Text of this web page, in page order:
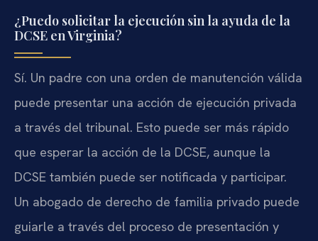
¿Puedo solicitar la ejecución sin la ayuda de la
DCSE en Virginia?
Sí. Un padre con una orden de manutención válida
puede presentar una acción de ejecución privada
a través del tribunal. Esto puede ser más rápido
que esperar la acción de la DCSE, aunque la
DCSE también puede ser notificada y participar.
Un abogado de derecho de familia privado puede
guiarle a través del proceso de presentación y